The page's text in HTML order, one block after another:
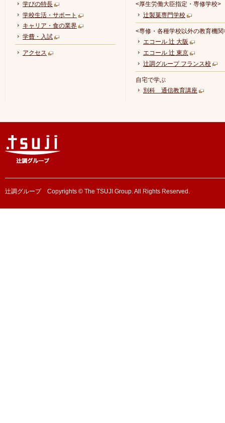
学びの特長
学校生活・サポート
キャリア・食の業界
学費・入試
アクセス
<厚生労働大臣指定・専修学校>
辻製菓専門学校
<専修・各種学校以外の教育機関
エコール 辻 大阪
エコール 辻 東京
辻調グループ フランス校
自宅で学ぶ
別科 通信教育講座
辻調グループ Copyrights © The TSUJI Group. All Rights Reserved.